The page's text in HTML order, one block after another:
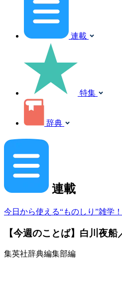
連載
特集
辞典
連載
今日から使える“ものしり”雑学！
【今週のことば】白川夜
集英社辞典編集部編